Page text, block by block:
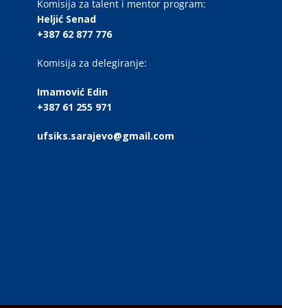
Komisija za talent i mentor program:
Heljić Senad
+387 62 877 776
Komisija za delegiranje:
Imamović Edin
+387 61 255 971
ufsiks.sarajevo@gmail.com